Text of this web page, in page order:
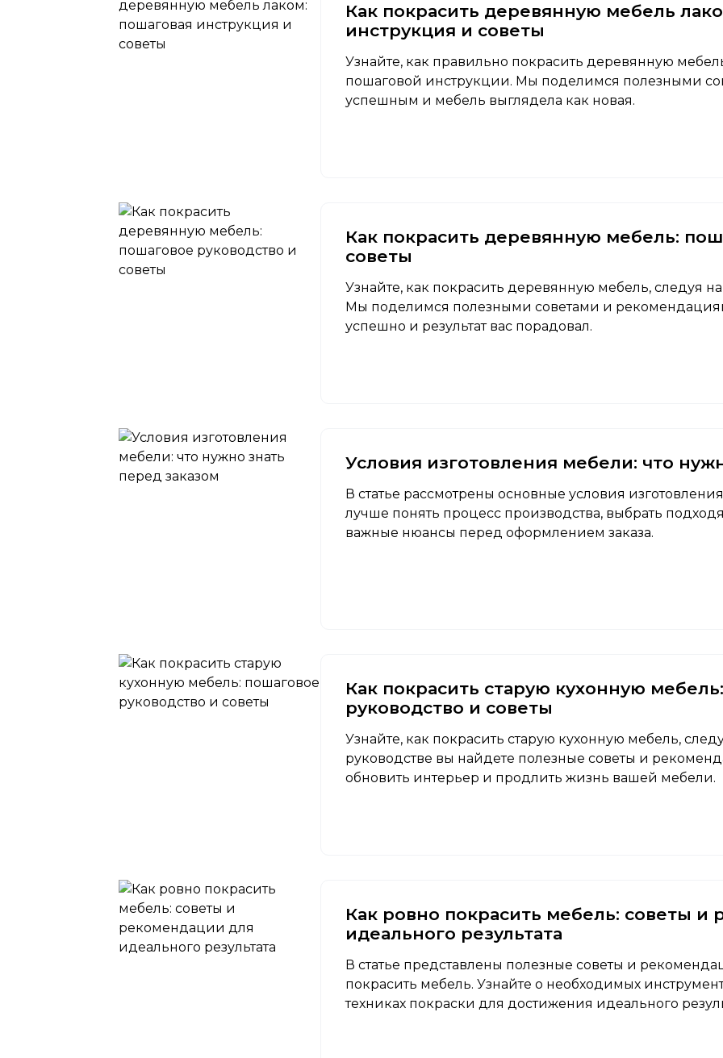
Как покрасить деревянную мебель
инструкция и советы
Узнайте, как правильно покрасить деревянную
пошаговой инструкции. Мы поделимся полезными
успешным и мебель выглядела как новая.
Как покрасить деревянную мебель:
советы
Узнайте, как покрасить деревянную мебель, следуя
Мы поделимся полезными советами и
успешно и результат вас порадовал.
Условия изготовления мебели: что
В статье рассмотрены основные условия
лучше понять процесс производства, выбрать
важные нюансы перед оформлением заказа.
Как покрасить старую кухонную
руководство и советы
Узнайте, как покрасить старую кухонную мебель,
руководстве вы найдете полезные советы и
обновить интерьер и продлить жизнь вашей мебели.
Как ровно покрасить мебель: советы и
идеального результата
В статье представлены полезные советы и
покрасить мебель. Узнайте о необходимых
техниках покраски для достижения идеального